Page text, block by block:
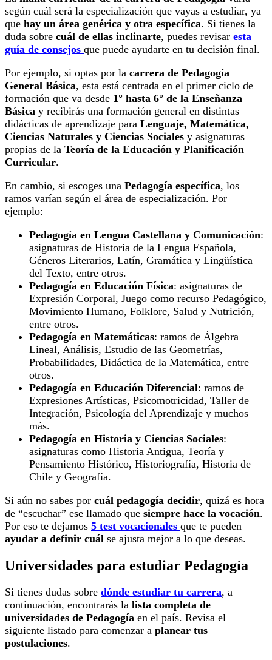
según cuál será la especialización que vayas a estudiar, ya
que hay un área genérica y otra específica. Si tienes la
duda sobre cuál de ellas inclinarte, puedes revisar esta
guía de consejos que puede ayudarte en tu decisión final.
Por ejemplo, si optas por la carrera de Pedagogía
General Básica, esta está centrada en el primer ciclo de
formación que va desde 1° hasta 6° de la Enseñanza
Básica y recibirás una formación general en distintas
didácticas de aprendizaje para Lenguaje, Matemática,
Ciencias Naturales y Ciencias Sociales y asignaturas
propias de la Teoría de la Educación y Planificación
Curricular.
En cambio, si escoges una Pedagogía específica, los
ramos varían según el área de especialización. Por
ejemplo:
Pedagogía en Lengua Castellana y Comunicación:
asignaturas de Historia de la Lengua Española,
Géneros Literarios, Latín, Gramática y Lingüística
del Texto, entre otros.
Pedagogía en Educación Física: asignaturas de
Expresión Corporal, Juego como recurso Pedagógico,
Movimiento Humano, Folklore, Salud y Nutrición,
entre otros.
Pedagogía en Matemáticas: ramos de Álgebra
Lineal, Análisis, Estudio de las Geometrías,
Probabilidades, Didáctica de la Matemática, entre
otros.
Pedagogía en Educación Diferencial: ramos de
Expresiones Artísticas, Psicomotricidad, Taller de
Integración, Psicología del Aprendizaje y muchos
más.
Pedagogía en Historia y Ciencias Sociales:
asignaturas como Historia Antigua, Teoría y
Pensamiento Histórico, Historiografía, Historia de
Chile y Geografía.
Si aún no sabes por cuál pedagogía decidir, quizá es hora
de “escuchar” ese llamado que siempre hace la vocación.
Por eso te dejamos 5 test vocacionales que te pueden
ayudar a definir cuál se ajusta mejor a lo que deseas.
Universidades para estudiar Pedagogía
Si tienes dudas sobre dónde estudiar tu carrera, a
continuación, encontrarás la lista completa de
universidades de Pedagogía en el país. Revisa el
siguiente listado para comenzar a planear tus
postulaciones.